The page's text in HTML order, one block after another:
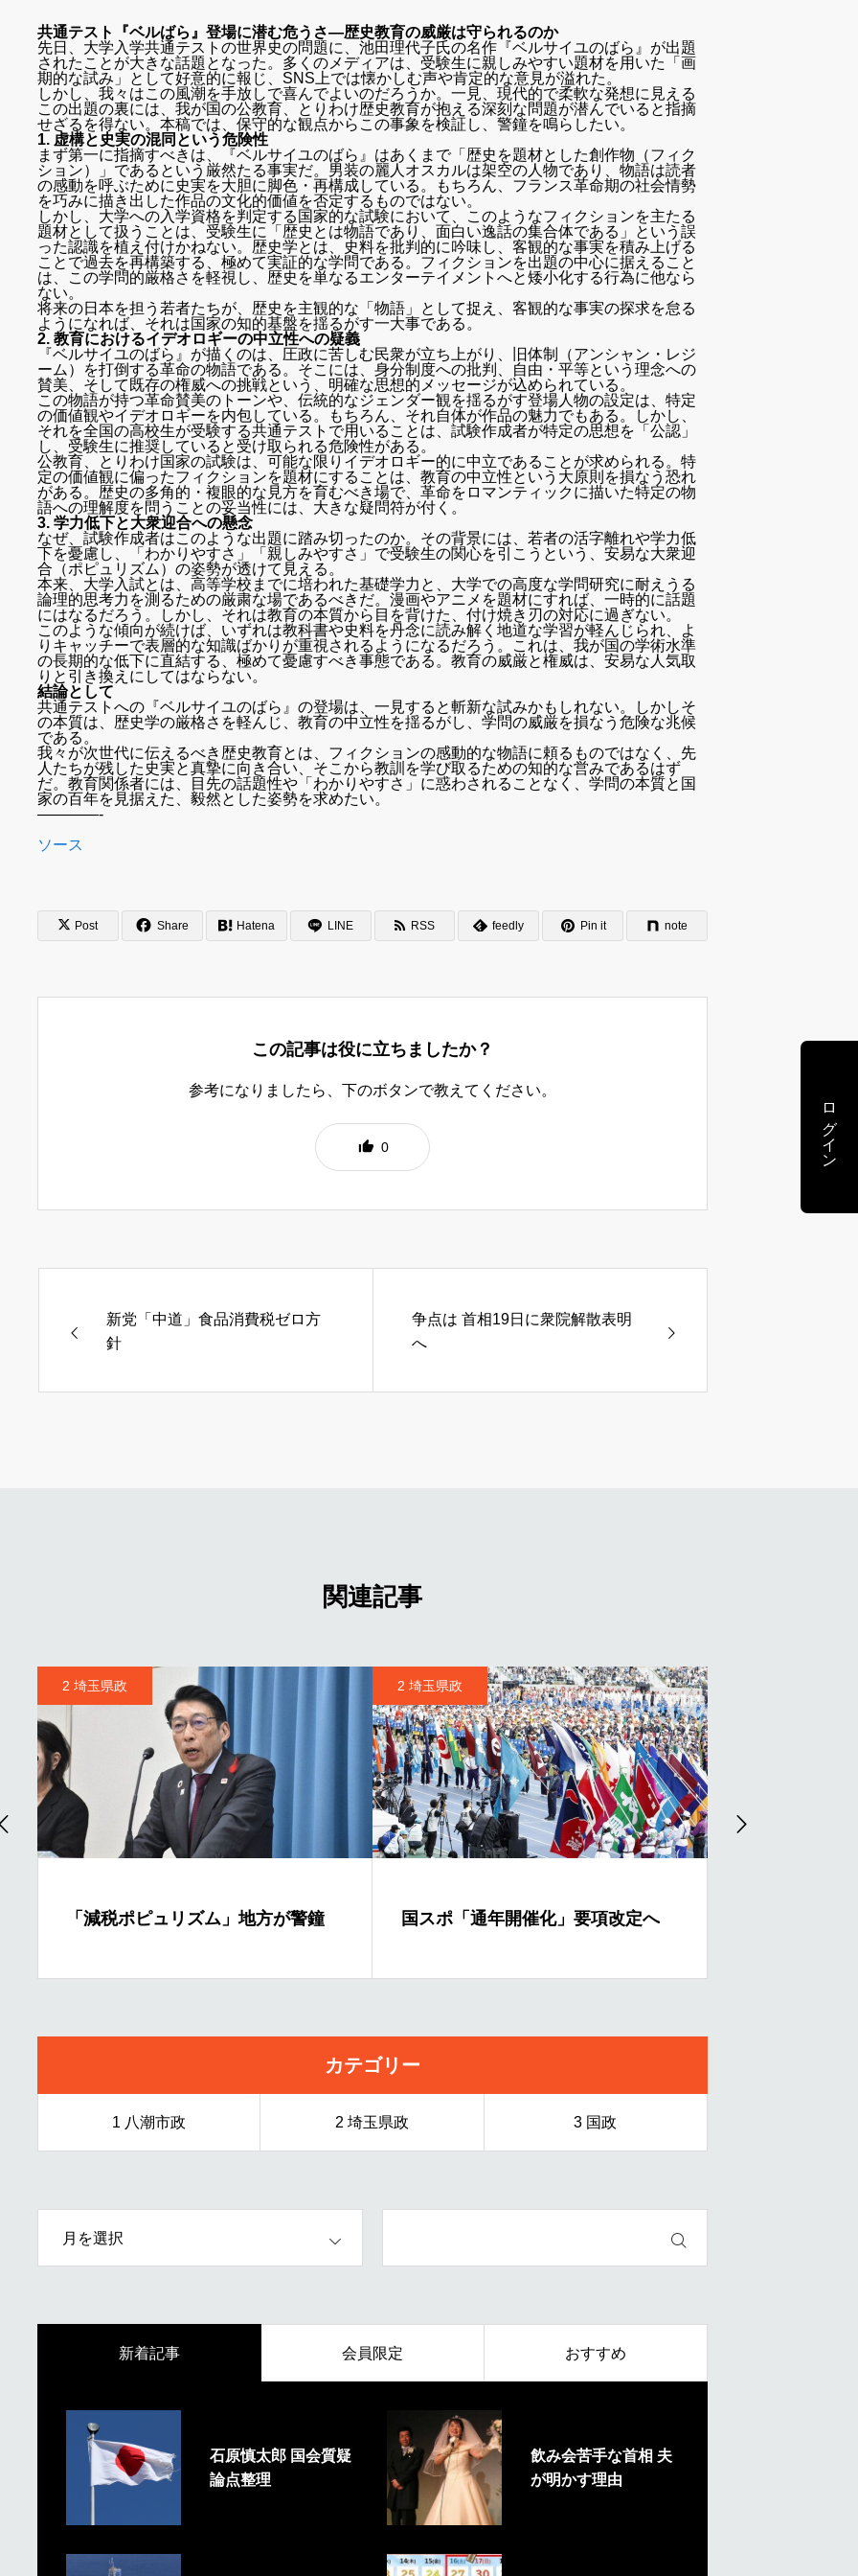
共通テスト『ベルばら』登場に潜む危うさ―歴史教育の威厳は守られるのか
先日、大学入学共通テストの世界史の問題に、池田理代子氏の名作『ベルサイユのばら』が出題
されたことが大きな話題となった。多くのメディアは、受験生に親しみやすい題材を用いた「画
期的な試み」として好意的に報じ、SNS上では懐かしむ声や肯定的な意見が溢れた。
しかし、我々はこの風潮を手放しで喜んでよいのだろうか。一見、現代的で柔軟な発想に見える
この出題の裏には、我が国の公教育、とりわけ歴史教育が抱える深刻な問題が潜んでいると指摘
せざるを得ない。本稿では、保守的な観点からこの事象を検証し、警鐘を鳴らしたい。
1. 虚構と史実の混同という危険性
まず第一に指摘すべきは、『ベルサイユのばら』はあくまで「歴史を題材とした創作物（フィク
ション）」であるという厳然たる事実だ。男装の麗人オスカルは架空の人物であり、物語は読者
の感動を呼ぶために史実を大胆に脚色・再構成している。もちろん、フランス革命期の社会情勢
を巧みに描き出した作品の文化的価値を否定するものではない。
しかし、大学への入学資格を判定する国家的な試験において、このようなフィクションを主たる
題材として扱うことは、受験生に「歴史とは物語であり、面白い逸話の集合体である」という誤
った認識を植え付けかねない。歴史学とは、史料を批判的に吟味し、客観的な事実を積み上げる
ことで過去を再構築する、極めて実証的な学問である。フィクションを出題の中心に据えること
は、この学問的厳格さを軽視し、歴史を単なるエンターテイメントへと矮小化する行為に他なら
ない。
将来の日本を担う若者たちが、歴史を主観的な「物語」として捉え、客観的な事実の探求を怠る
ようになれば、それは国家の知的基盤を揺るがす一大事である。
2. 教育におけるイデオロギーの中立性への疑義
『ベルサイユのばら』が描くのは、圧政に苦しむ民衆が立ち上がり、旧体制（アンシャン・レジ
ーム）を打倒する革命の物語である。そこには、身分制度への批判、自由・平等という理念への
賛美、そして既存の権威への挑戦という、明確な思想的メッセージが込められている。
この物語が持つ革命賛美のトーンや、伝統的なジェンダー観を揺るがす登場人物の設定は、特定
の価値観やイデオロギーを内包している。もちろん、それ自体が作品の魅力でもある。しかし、
それを全国の高校生が受験する共通テストで用いることは、試験作成者が特定の思想を「公認」
し、受験生に推奨していると受け取られる危険性がある。
公教育、とりわけ国家の試験は、可能な限りイデオロギー的に中立であることが求められる。特
定の価値観に偏ったフィクションを題材にすることは、教育の中立性という大原則を損なう恐れ
がある。歴史の多角的・複眼的な見方を育むべき場で、革命をロマンティックに描いた特定の物
語への理解度を問うことの妥当性には、大きな疑問符が付く。
3. 学力低下と大衆迎合への懸念
なぜ、試験作成者はこのような出題に踏み切ったのか。その背景には、若者の活字離れや学力低
下を憂慮し、「わかりやすさ」「親しみやすさ」で受験生の関心を引こうという、安易な大衆迎
合（ポピュリズム）の姿勢が透けて見える。
本来、大学入試とは、高等学校までに培われた基礎学力と、大学での高度な学問研究に耐えうる
論理的思考力を測るための厳粛な場であるべきだ。漫画やアニメを題材にすれば、一時的に話題
にはなるだろう。しかし、それは教育の本質から目を背けた、付け焼き刃の対応に過ぎない。
このような傾向が続けば、いずれは教科書や史料を丹念に読み解く地道な学習が軽んじられ、よ
りキャッチーで表層的な知識ばかりが重視されるようになるだろう。これは、我が国の学術水準
の長期的な低下に直結する、極めて憂慮すべき事態である。教育の威厳と権威は、安易な人気取
りと引き換えにしてはならない。
結論として
共通テストへの『ベルサイユのばら』の登場は、一見すると斬新な試みかもしれない。しかしそ
の本質は、歴史学の厳格さを軽んじ、教育の中立性を揺るがし、学問の威厳を損なう危険な兆候
である。
我々が次世代に伝えるべき歴史教育とは、フィクションの感動的な物語に頼るものではなく、先
人たちが残した史実と真摯に向き合い、そこから教訓を学び取るための知的な営みであるはず
だ。教育関係者には、目先の話題性や「わかりやすさ」に惑わされることなく、学問の本質と国
家の百年を見据えた、毅然とした姿勢を求めたい。
————-
ソース
Post Share Hatena LINE RSS feedly Pin it note
この記事は役に立ちましたか？
参考になりましたら、下のボタンで教えてください。
0
新党「中道」食品消費税ゼロ方
針
争点は 首相19日に衆院解散表明
へ
関連記事
2 埼玉県政
「減税ポピュリズム」地方が警鐘
2 埼玉県政
国スポ「通年開催化」要項改定へ
カテゴリー
1 八潮市政 2 埼玉県政 3 国政
新着記事 会員限定 おすすめ
石原慎太郎 国会質疑
論点整理
飲み会苦手な首相 夫
が明かす理由
ログイン